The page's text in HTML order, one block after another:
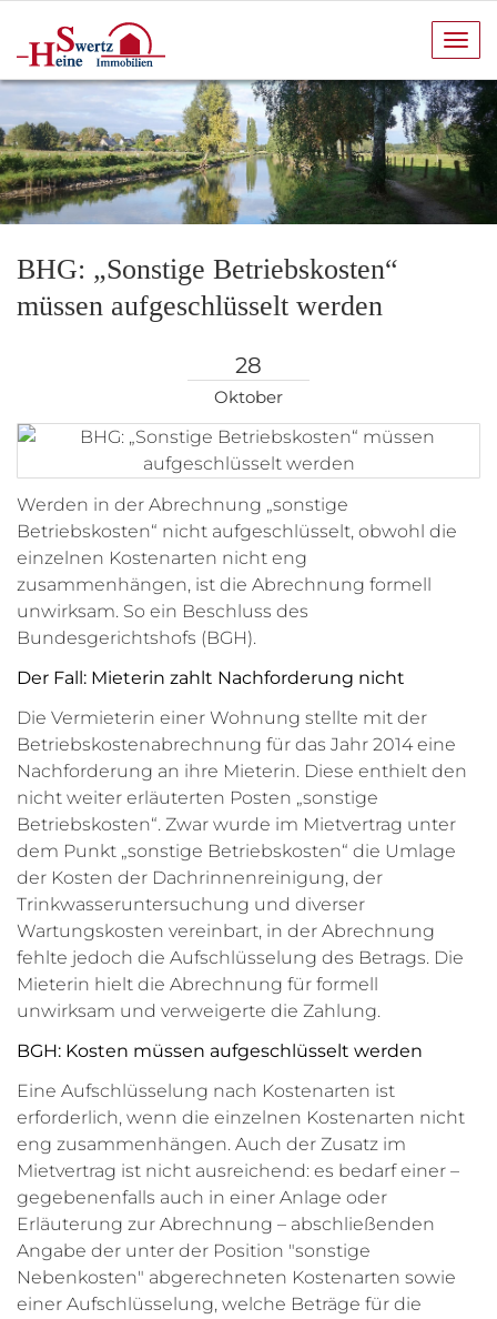
BHG: „Sonstige Betriebskosten“
müssen aufgeschlüsselt werden
28
Oktober
Werden in der Abrechnung „sonstige
Betriebskosten“ nicht aufgeschlüsselt, obwohl die
einzelnen Kostenarten nicht eng
zusammenhängen, ist die Abrechnung formell
unwirksam. So ein Beschluss des
Bundesgerichtshofs (BGH).
Der Fall: Mieterin zahlt Nachforderung nicht
Die Vermieterin einer Wohnung stellte mit der
Betriebskostenabrechnung für das Jahr 2014 eine
Nachforderung an ihre Mieterin. Diese enthielt den
nicht weiter erläuterten Posten „sonstige
Betriebskosten“. Zwar wurde im Mietvertrag unter
dem Punkt „sonstige Betriebskosten“ die Umlage
der Kosten der Dachrinnenreinigung, der
Trinkwasseruntersuchung und diverser
Wartungskosten vereinbart, in der Abrechnung
fehlte jedoch die Aufschlüsselung des Betrags. Die
Mieterin hielt die Abrechnung für formell
unwirksam und verweigerte die Zahlung.
BGH: Kosten müssen aufgeschlüsselt werden
Eine Aufschlüsselung nach Kostenarten ist
erforderlich, wenn die einzelnen Kostenarten nicht
eng zusammenhängen. Auch der Zusatz im
Mietvertrag ist nicht ausreichend: es bedarf einer –
gegebenenfalls auch in einer Anlage oder
Erläuterung zur Abrechnung – abschließenden
Angabe der unter der Position "sonstige
Nebenkosten" abgerechneten Kostenarten sowie
einer Aufschlüsselung, welche Beträge für die